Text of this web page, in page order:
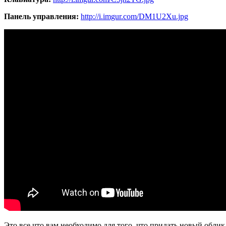
Панель управления: http://i.imgur.com/DM1U2Xu.jpg